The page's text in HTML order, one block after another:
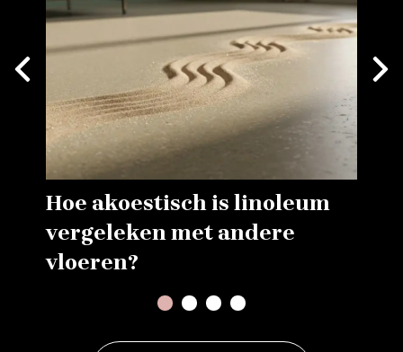
Hoe akoestisch is linoleum
vergeleken met andere
vloeren?
Next